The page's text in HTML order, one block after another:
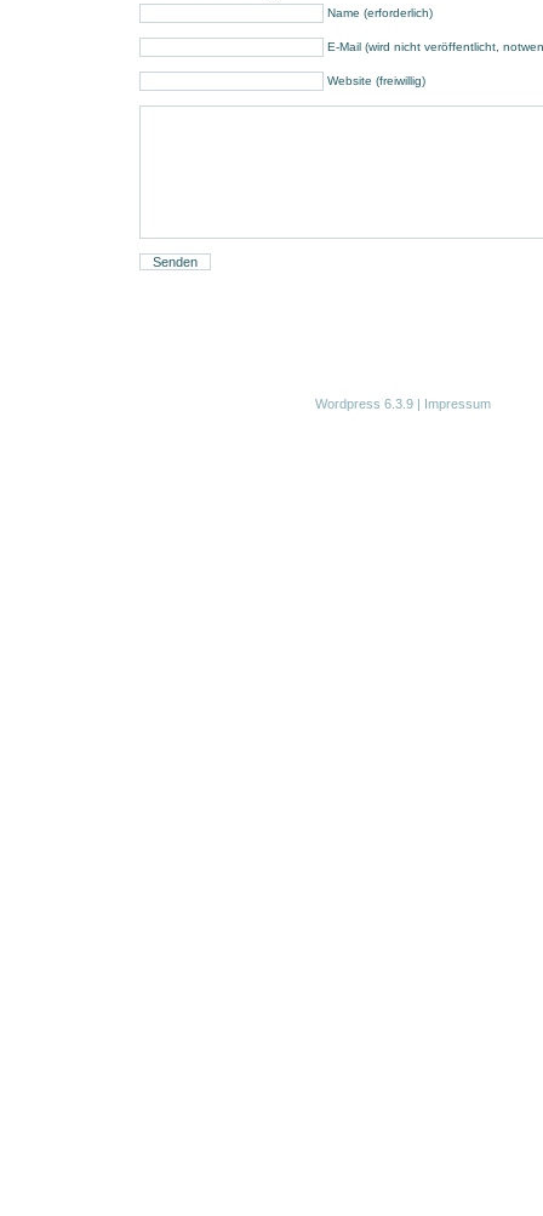
Name (erforderlich)
E-Mail (wird nicht veröffentlicht,
Website (freiwillig)
Wordpress 6.3.9 | Impressum